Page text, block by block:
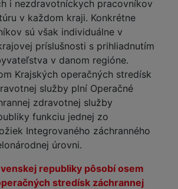
i nezdravotníckych pracovníkov
v každom kraji. Konkrétne
sú však individuálne v
príslušnosti s prihliadnutím
v danom regióne.
Krajských operačných stredísk
služby plní Operačné
zdravotnej služby
funkciu jednej zo
Integrovaného záchranného
úrovni.
republiky pôsobí osem
stredísk záchrannej